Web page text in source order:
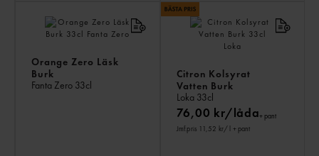
Orange Zero Läsk
Burk
Fanta Zero 33cl
Citron Kolsyrat
Vatten Burk
Loka 33cl
76,00 kr/låda+ pant
Jmf.pris 11,52 kr/ l + pant